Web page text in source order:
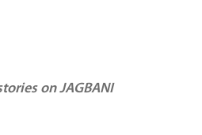
on JAGBANI